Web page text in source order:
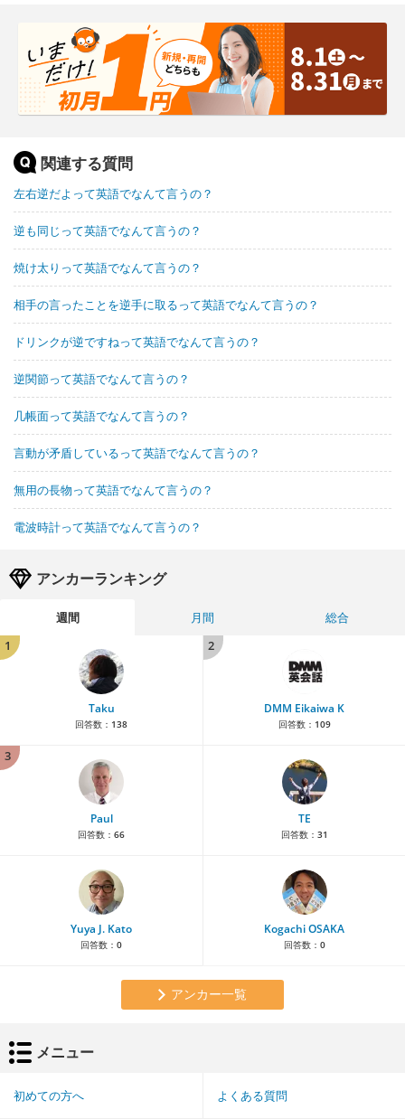
関連する質問
左右逆だよって英語でなんて言うの？
逆も同じって英語でなんて言うの？
焼け太りって英語でなんて言うの？
相手の言ったことを逆手に取るって英語でなんて言うの？
ドリンクが逆ですねって英語でなんて言うの？
逆関節って英語でなんて言うの？
几帳面って英語でなんて言うの？
言動が矛盾しているって英語でなんて言うの？
無用の長物って英語でなんて言うの？
電波時計って英語でなんて言うの？
アンカーランキング
週間 月間
総合
1
Taku
回答数： 138
2
DMM Eikaiwa K
回答数： 109
3
Paul
回答数： 66
TE
回答数： 31
Yuya J. Kato
回答数： 0
Kogachi OSAKA
回答数： 0
アンカー一覧
メニュー
初めての方へ よくある質問